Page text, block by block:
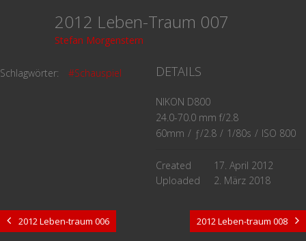
2012 Leben-Traum 007
Stefan Morgenstern
Schlagwörter: #Schauspiel DETAILS
NIKON D800
24.0-70.0 mm f/2.8
60mm / ƒ/2.8 / 1/80s / ISO 800
Created
17. April 2012
Uploaded
2. März 2018
2012 Leben-traum 006 2012 Leben-traum 008